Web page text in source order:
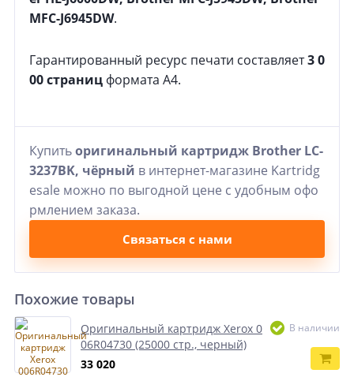
MFC-J6945DW.
Гарантированный ресурс печати составляет3 0
00 страниц формата A4.
Купитьоригинальный картридж Brother LC-
3237BK, чёрный в интернет-магазине Kartridg
esale можно по выгодной цене с удобным офо
рмлением заказа.
Связаться с нами
Похожие товары
Оригинальный картридж Xerox 0
06R04730 (25000 стр., черный)
33 020
В наличии